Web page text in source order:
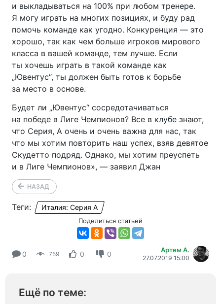
и выкладываться на 100% при любом тренере.
Я могу играть на многих позициях, и буду рад
помочь команде как угодно. Конкуренция — это
хорошо, так как чем больше игроков мирового
класса в вашей команде, тем лучше. Если
ты хочешь играть в такой команде как
„Ювентус“, ты должен быть готов к борьбе
за место в основе.
Будет ли „Ювентус“ сосредотачиваться
на победе в Лиге Чемпионов? Все в клубе знают,
что Серия, А очень и очень важна для нас, так
что мы хотим повторить наш успех, взяв девятое
Скудетто подряд. Однако, мы хотим преуспеть
и в Лиге Чемпионов», — заявил Джан
НАЗАД
Теги: Италия: Серия А
Поделиться статьей
0 759 0 0 Артем А.
27.07.2019 15:00
Ещё по теме: